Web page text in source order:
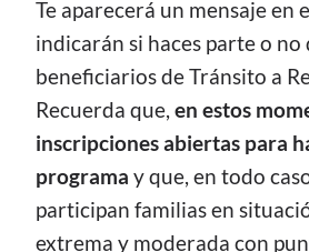
Te aparecerá un mensaje en
indicarán si haces parte o no
beneficiarios de Tránsito a
Recuerda que, en estos
inscripciones abiertas para
programa y que, en todo
participan familias en
extrema y moderada con